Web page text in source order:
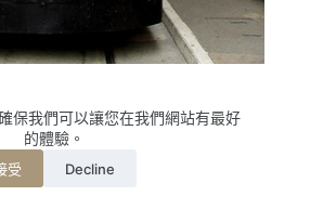
保我們可以讓您在我們網站有最好
的體驗。
受 Decline
好有香港味道